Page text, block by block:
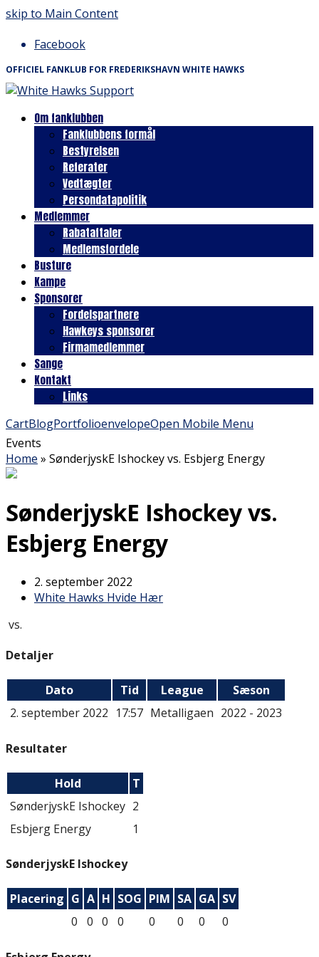
skip to Main Content
Facebook
OFFICIEL FANKLUB FOR FREDERIKSHAVN WHITE HAWKS
Om fanklubben
Fanklubbens formål
Bestyrelsen
Referater
Vedtægter
Persondatapolitik
Medlemmer
Rabataftaler
Medlemsfordele
Busture
Kampe
Sponsorer
Fordelspartnere
Hawkeys sponsorer
Firmamedlemmer
Sange
Kontakt
Links
CartBlogPortfolioenvelopeOpen Mobile Menu
Events
Home » SønderjyskE Ishockey vs. Esbjerg Energy
SønderjyskE Ishockey vs.
Esbjerg Energy
2. september 2022
White Hawks Hvide Hær
vs.
Detaljer
Dato Tid League
Sæson
2. september 2022 17:57 Metalligaen 2022 - 2023
Resultater
Hold
T
SønderjyskE Ishockey 2
Esbjerg Energy
1
SønderjyskE Ishockey
Placering G A H SOG PIM SA GA SV
0
0 0 0 0 0 0 0